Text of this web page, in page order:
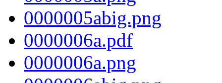
0000005abig.png
0000006a.pdf
0000006a.png